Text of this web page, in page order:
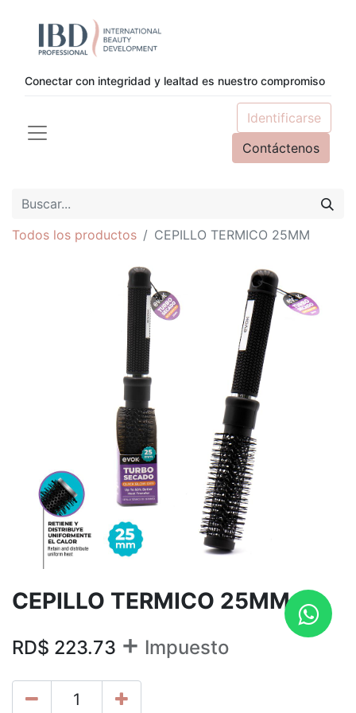
Conectar con integridad y lealtad es nuestro compromiso
Identificarse
Contáctenos
Todos los productos CEPILLO TERMICO 25MM
CEPILLO TERMICO 25MM
RD$ 223.73 + Impuesto